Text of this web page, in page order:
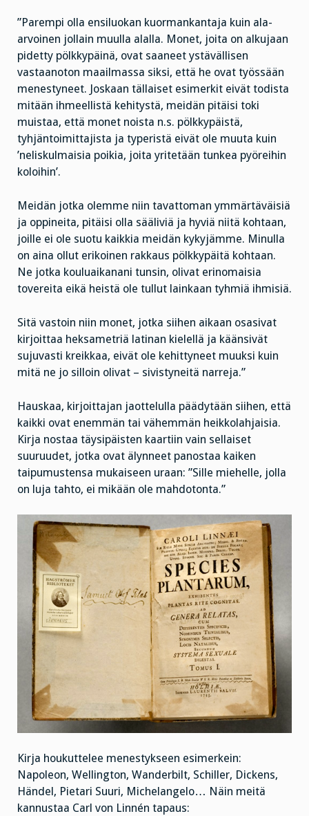
”Parempi olla ensiluokan kuormankantaja kuin ala-
arvoinen jollain muulla alalla. Monet, joita on alkujaan
pidetty pölkkypäinä, ovat saaneet ystävällisen
vastaanoton maailmassa siksi, että he ovat työssään
menestyneet. Joskaan tällaiset esimerkit eivät todista
mitään ihmeellistä kehitystä, meidän pitäisi toki
muistaa, että monet noista n.s. pölkkypäistä,
tyhjäntoimittajista ja typeristä eivät ole muuta kuin
’neliskulmaisia poikia, joita yritetään tunkea pyöreihin
koloihin’.
Meidän jotka olemme niin tavattoman ymmärtäväisiä
ja oppineita, pitäisi olla sääliviä ja hyviä niitä kohtaan,
joille ei ole suotu kaikkia meidän kykyjämme. Minulla
on aina ollut erikoinen rakkaus pölkkypäitä kohtaan.
Ne jotka kouluaikanani tunsin, olivat erinomaisia
tovereita eikä heistä ole tullut lainkaan tyhmiä ihmisiä.
Sitä vastoin niin monet, jotka siihen aikaan osasivat
kirjoittaa heksametriä latinan kielellä ja käänsivät
sujuvasti kreikkaa, eivät ole kehittyneet muuksi kuin
mitä ne jo silloin olivat – sivistyneitä narreja.”
Hauskaa, kirjoittajan jaottelulla päädytään siihen, että
kaikki ovat enemmän tai vähemmän heikkolahjaisia.
Kirja nostaa täysipäisten kaartiin vain sellaiset
suuruudet, jotka ovat älynneet panostaa kaiken
taipumustensa mukaiseen uraan: ”Sille miehelle, jolla
on luja tahto, ei mikään ole mahdotonta.”
Kirja houkuttelee menestykseen esimerkein:
Napoleon, Wellington, Wanderbilt, Schiller, Dickens,
Händel, Pietari Suuri, Michelangelo… Näin meitä
kannustaa Carl von Linnén tapaus: